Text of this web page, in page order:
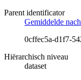
Parent identificator
Gemiddelde
0cffec5a-d1f7-
Hiërarchisch niveau
dataset